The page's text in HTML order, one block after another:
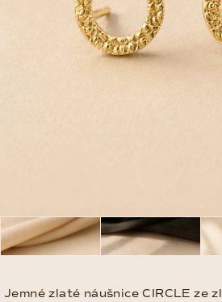
Jemné zlaté náušnice CIRCLE